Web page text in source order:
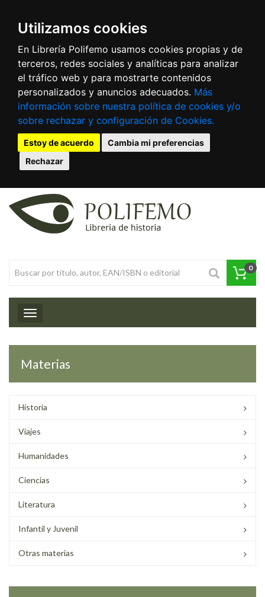
Utilizamos cookies
En Librería Polifemo usamos cookies propias y de
terceros, redes sociales y analíticas para analizar
el tráfico web y para mostrarte contenidos
personalizados y anuncios adecuados. Más
información sobre nuestra política de cookies y/o
sobre rechazar y configuración de Cookies.
Estoy de acuerdo
Cambia mi preferencias
Rechazar
0
Toggle navigation
Materias
Historia
Viajes
Humanidades
Ciencias
Literatura
Infantil y Juvenil
Otras materias